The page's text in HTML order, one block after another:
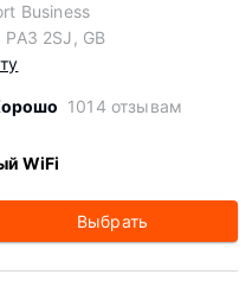
Business
2SJ, GB
1014 отзывам
WiFi
Выбрать